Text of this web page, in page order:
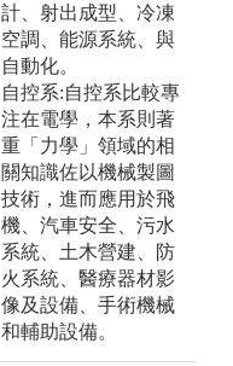
計、射出成型、冷凍
空調、能源系統、與
自動化。
自控系:自控系比較專
注在電學，本系則著
重「力學」領域的相
關知識佐以機械製圖
技術，進而應用於飛
機、汽車安全、污水
系統、土木營建、防
火系統、醫療器材影
像及設備、手術機械
和輔助設備。